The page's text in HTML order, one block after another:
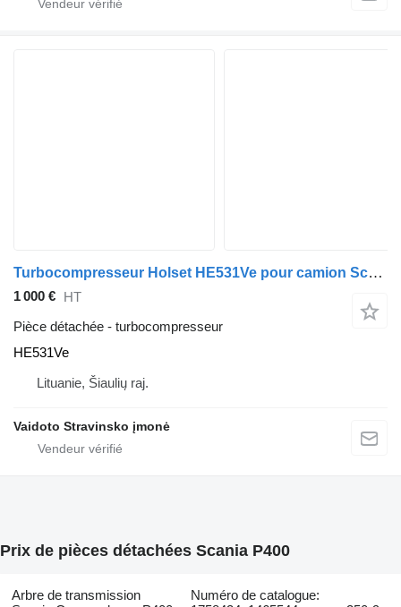
Turbocompresseur Holset HE531Ve pour camion Scania P400
1 000 € HT
Pièce détachée - turbocompresseur
HE531Ve
Lituanie, Šiaulių raj.
Vaidoto Stravinsko įmonė
Prix de pièces détachées Scania P400
Arbre de transmission
Numéro de catalogue: